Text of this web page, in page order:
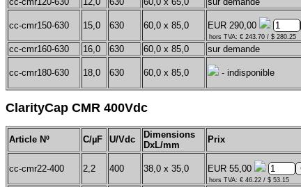
cc-cmr150-630 15,0 630 60,0 x 85,0 EUR 290,00
hors TVA: € 243.70 / $ 280.25
cc-cmr160-630 16,0 630 60,0 x 85,0 sur demande
cc-cmr180-630 18,0 630 60,0 x 85,0 - indisponible
ClarityCap CMR 400Vdc
Article Nº C/µF U/Vdc
Dimensions
DxL/mm
Prix
cc-cmr22-400 2,2 400 38,0 x 35,0 EUR 55,00
hors TVA: € 46.22 / $ 53.15